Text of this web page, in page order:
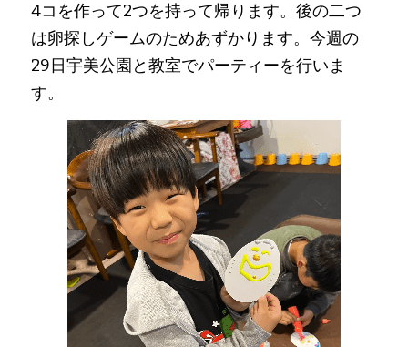
4コを作って2つを持って帰ります。後の二つ
は卵探しゲームのためあずかります。今週の
29日宇美公園と教室でパーティーを行いま
す。